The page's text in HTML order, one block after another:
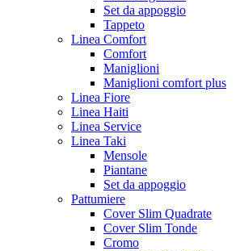
Set da appoggio
Tappeto
Linea Comfort
Comfort
Maniglioni
Maniglioni comfort plus
Linea Fiore
Linea Haiti
Linea Service
Linea Taki
Mensole
Piantane
Set da appoggio
Pattumiere
Cover Slim Quadrate
Cover Slim Tonde
Cromo